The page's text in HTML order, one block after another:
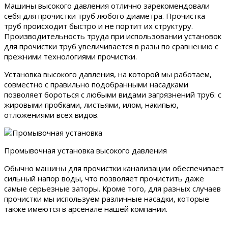
Машины высокого давления отлично зарекомендовали
себя для прочистки труб любого диаметра. Прочистка
труб происходит быстро и не портит их структуру.
Производительность труда при использовании установок
для прочистки труб увеличивается в разы по сравнению с
прежними технологиями прочистки.
Установка высокого давления, на которой мы работаем,
совместно с правильно подобранными насадками
позволяет бороться с любыми видами загрязнений труб: с
жировыми пробками, листьями, илом, накипью,
отложениями всех видов.
Промывочная установка высокого давления
Обычно машины для прочистки канализации обеспечивает
сильный напор воды, что позволяет прочистить даже
самые серьезные заторы. Кроме того, для разных случаев
прочистки мы используем различные насадки, которые
также имеются в арсенале нашей компании.